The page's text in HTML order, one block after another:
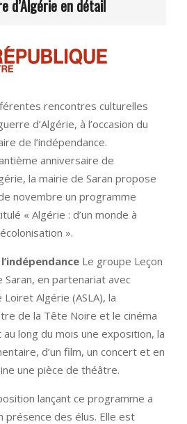
d’Algérie en détail
rencontres culturelles
d’Algérie, à l’occasion du
de l’indépendance.
anniversaire de
la mairie de Saran propose
novembre un programme
« Algérie : d’un monde à
».
Le groupe Leçon
Saran, en partenariat avec
Algérie (ASLA), la
de la Tête Noire et le cinéma
long du mois une exposition, la
d’un film, un concert et en
une pièce de théâtre.
lançant ce programme a
présence des élus. Elle est